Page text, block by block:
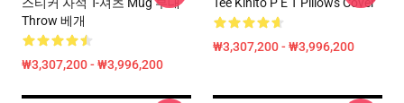
Throw 베개
₩3,307,200 - ₩3,996,200
₩3,307,200 - ₩3,996,200